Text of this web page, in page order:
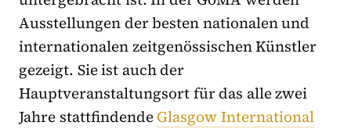
Ausstellungen der besten nationalen und
internationalen zeitgenössischen Künstler
gezeigt. Sie ist auch der
Hauptveranstaltungsort für das alle zwei
Jahre stattfindendeGlasgow International